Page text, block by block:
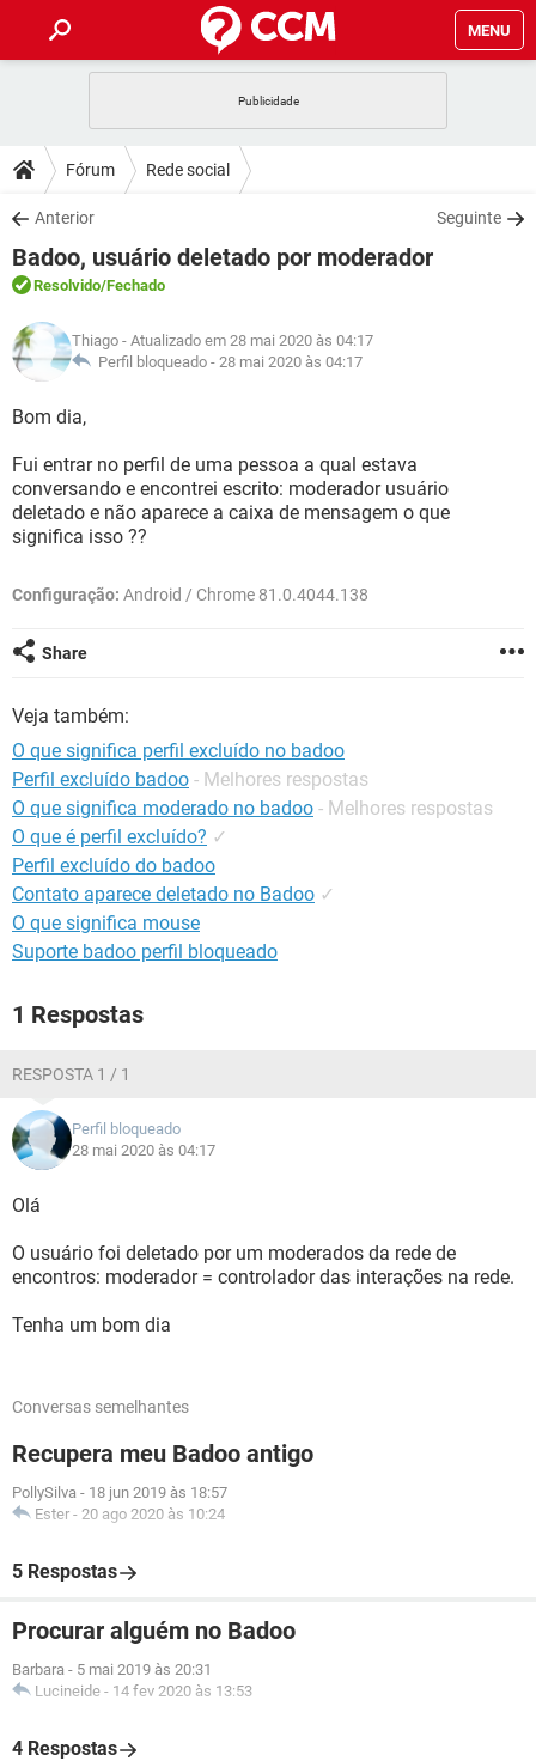
MENU
CELULAR
OUTLOOK
INSTAGRAM GMAIL
GUIA DE COMPRAS
DICAS
JOGOS
OUTLOOK
INSTAGRAM
GUIA DE COMPRAS
DOWNLOADS
JOGOS WHATSAPP
CELULAR
OUTLOOK EXCEL
INSTAGRAM
GUIA DE COMPRAS
FÓRUM
JOGOS
CELULAR FACEBOOK
GUIA DE COMPRAS
GLOSSÁRIO
JOGOS
CELULAR
OUTLOOK EXCEL
INSTAGRAM GMAIL
GUIA DE COMPRAS
Fórum Rede social
Anterior Seguinte
Badoo, usuário deletado por moderador
Resolvido/Fechado
Thiago - Atualizado em 28 mai 2020 às 04:17
Perfil bloqueado - 28 mai 2020 às 04:17
Bom dia,
Fui entrar no perfil de uma pessoa a qual estava
conversando e encontrei escrito: moderador usuário
deletado e não aparece a caixa de mensagem o que
significa isso ??
Configuração: Android / Chrome 81.0.4044.138
Share
Veja também:
O que significa perfil excluído no badoo
Perfil excluído badoo - Melhores respostas
O que significa moderado no badoo - Melhores respostas
O que é perfil excluído? ✓
Perfil excluído do badoo
Contato aparece deletado no Badoo ✓
O que significa mouse
Suporte badoo perfil bloqueado
1 Respostas
RESPOSTA 1 / 1
Perfil bloqueado
28 mai 2020 às 04:17
Olá
O usuário foi deletado por um moderados da rede de
encontros: moderador = controlador das interações na rede.
Tenha um bom dia
Conversas semelhantes
Recupera meu Badoo antigo
PollySilva - 18 jun 2019 às 18:57
Ester - 20 ago 2020 às 10:24
5 Respostas
Procurar alguém no Badoo
Barbara - 5 mai 2019 às 20:31
Lucineide - 14 fev 2020 às 13:53
4 Respostas